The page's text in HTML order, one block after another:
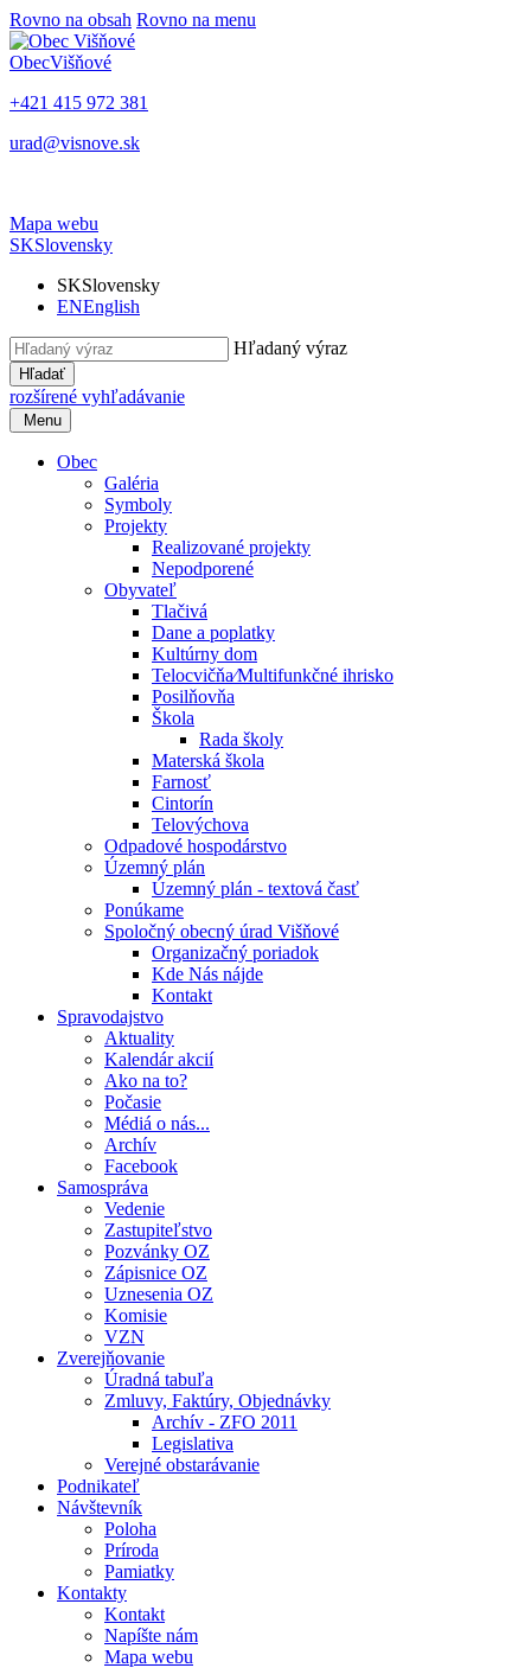
Rovno na obsah Rovno na menu
ObecVišňové
+421 415 972 381
urad@visnove.sk
Mapa webu
SKSlovensky
SKSlovensky
ENEnglish
Hľadaný výraz
Hľadať
rozšírené vyhľadávanie
Menu
Obec
Galéria
Symboly
Projekty
Realizované projekty
Nepodporené
Obyvateľ
Tlačivá
Dane a poplatky
Kultúrny dom
Telocvičňa⁄Multifunkčné ihrisko
Posilňovňa
Škola
Rada školy
Materská škola
Farnosť
Cintorín
Telovýchova
Odpadové hospodárstvo
Územný plán
Územný plán - textová časť
Ponúkame
Spoločný obecný úrad Višňové
Organizačný poriadok
Kde Nás nájde
Kontakt
Spravodajstvo
Aktuality
Kalendár akcií
Ako na to?
Počasie
Médiá o nás...
Archív
Facebook
Samospráva
Vedenie
Zastupiteľstvo
Pozvánky OZ
Zápisnice OZ
Uznesenia OZ
Komisie
VZN
Zverejňovanie
Úradná tabuľa
Zmluvy, Faktúry, Objednávky
Archív - ZFO 2011
Legislativa
Verejné obstarávanie
Podnikateľ
Návštevník
Poloha
Príroda
Pamiatky
Kontakty
Kontakt
Napíšte nám
Mapa webu